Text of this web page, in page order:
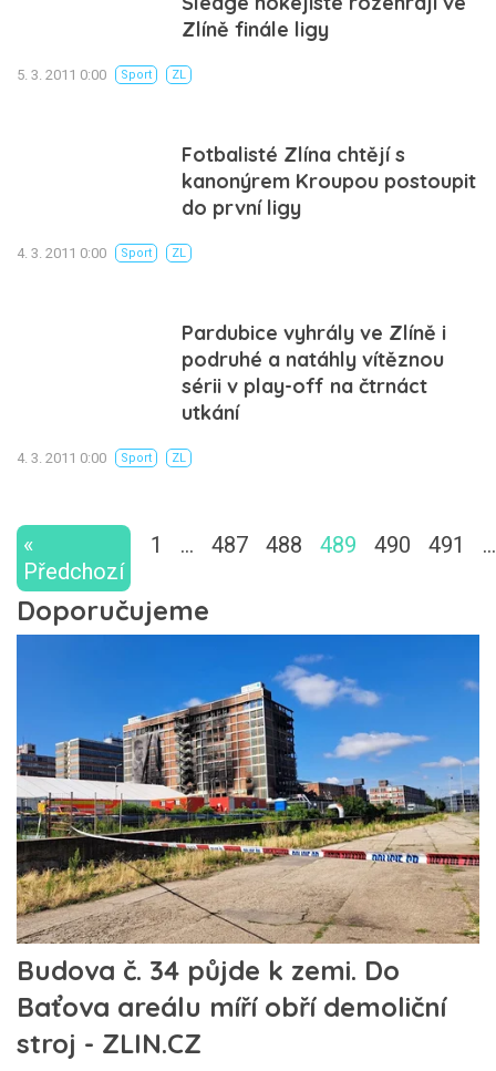
Zlíně finále ligy
5. 3. 2011 0:00 Sport ZL
Fotbalisté Zlína chtějí s
kanonýrem Kroupou postoupit
do první ligy
4. 3. 2011 0:00 Sport ZL
Pardubice vyhrály ve Zlíně i
podruhé a natáhly vítěznou
sérii v play-off na čtrnáct
utkání
4. 3. 2011 0:00 Sport ZL
«
Předchozí
1 … 487 488 489 490 491 …